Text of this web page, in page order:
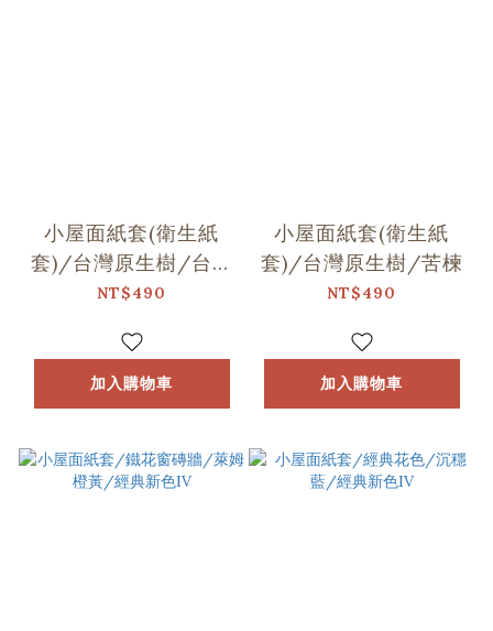
小屋面紙套(衛生紙
套)/台灣原生樹/台灣
欒樹
NT$490
加入購物車
小屋面紙套(衛生紙
套)/台灣原生樹/苦楝
NT$490
加入購物車